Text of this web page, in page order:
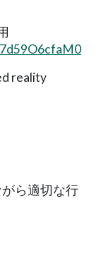
reality
ら適切な行